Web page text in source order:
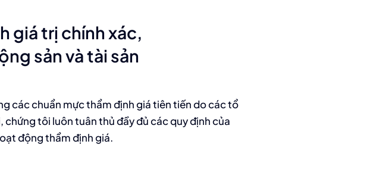
giá trị chính xác,
sản và tài sản
các chuẩn mực thẩm định giá tiên tiến do các tổ
chứng tôi luôn tuân thủ đầy đủ các quy định của
động thẩm định giá.